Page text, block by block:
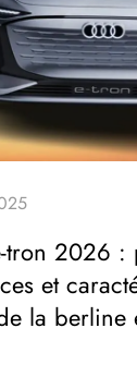
2026 :
et
la berline